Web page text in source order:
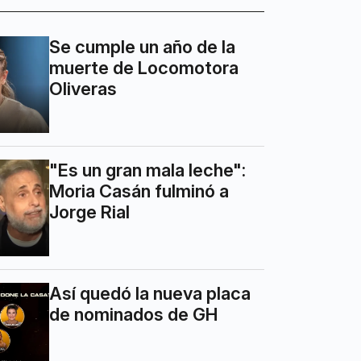
Se cumple un año de la
muerte de Locomotora
Oliveras
"Es un gran mala leche":
Moria Casán fulminó a
Jorge Rial
Así quedó la nueva placa
de nominados de GH